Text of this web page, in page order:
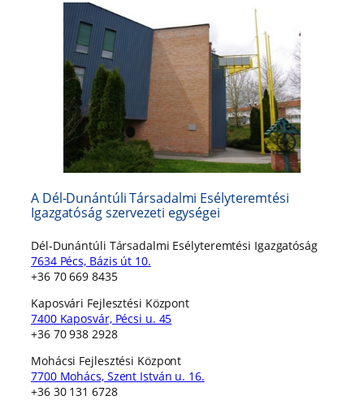
A Dél-Dunántúli Társadalmi Esélyteremtési
Igazgatóság szervezeti egységei
Dél-Dunántúli Társadalmi Esélyteremtési Igazgatóság
7634 Pécs, Bázis út 10.
+36 70 669 8435
Kaposvári Fejlesztési Központ
7400 Kaposvár, Pécsi u. 45
+36 70 938 2928
Mohácsi Fejlesztési Központ
7700 Mohács, Szent István u. 16.
+36 30 131 6728